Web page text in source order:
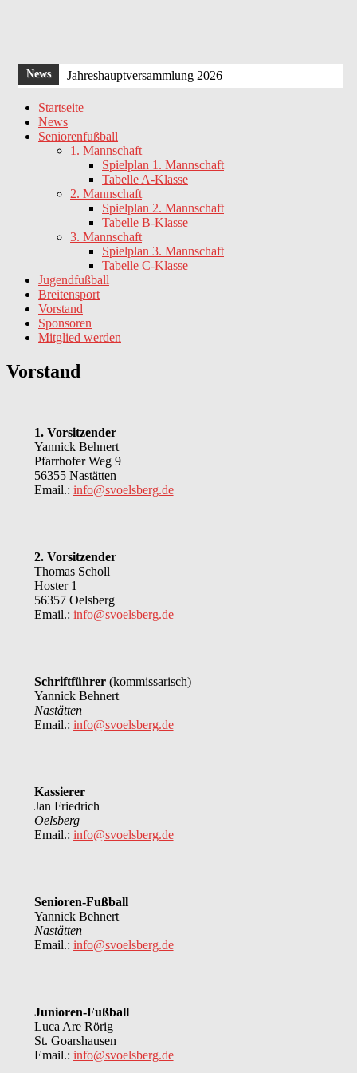
News
Jahreshauptversammlung 2026
Jahreshauptversammlung 2025
Einladung zur Jahreshauptversammlung 2024
Oelsberger Sportplatz erstrahlt in neuem Glanz !
Startseite
News
Seniorenfußball
1. Mannschaft
Spielplan 1. Mannschaft
Tabelle A-Klasse
2. Mannschaft
Spielplan 2. Mannschaft
Tabelle B-Klasse
3. Mannschaft
Spielplan 3. Mannschaft
Tabelle C-Klasse
Jugendfußball
Breitensport
Vorstand
Sponsoren
Mitglied werden
Vorstand
1. Vorsitzender
Yannick Behnert
Pfarrhofer Weg 9
56355 Nastätten
Email.: info@svoelsberg.de
2. Vorsitzender
Thomas Scholl
Hoster 1
56357 Oelsberg
Email.: info@svoelsberg.de
Schriftführer(kommissarisch)
Yannick Behnert
Nastätten
Email.: info@svoelsberg.de
Kassierer
Jan Friedrich
Oelsberg
Email.: info@svoelsberg.de
Senioren-Fußball
Yannick Behnert
Nastätten
Email.: info@svoelsberg.de
Junioren-Fußball
Luca Are Rörig
St. Goarshausen
Email.: info@svoelsberg.de